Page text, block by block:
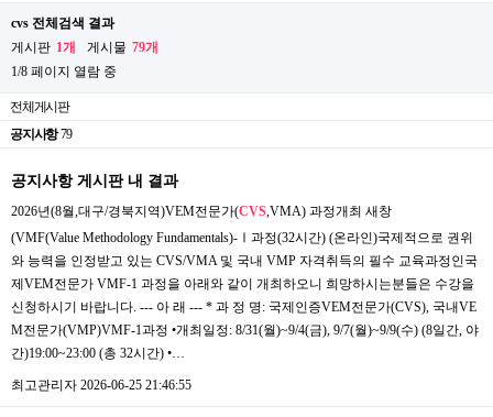
cvs 전체검색 결과
게시판 1개 게시물 79개
1/8 페이지 열람 중
전체게시판
공지사항 79
공지사항 게시판 내 결과
2026년(8월,대구/경북지역)VEM전문가(CVS ,VMA) 과정개최 새창
(VMF(Value Methodology Fundamentals)-Ⅰ과정(32시간) (온라인)국제적으로 권위
와 능력을 인정받고 있는 CVS/VMA 및 국내 VMP 자격취득의 필수 교육과정인국
제VEM전문가 VMF-1 과정을 아래와 같이 개최하오니 희망하시는분들은 수강을
신청하시기 바랍니다. --- 아 래 --- * 과 정 명: 국제인증VEM전문가(CVS), 국내VE
M전문가(VMP)VMF-1과정 •개최일정: 8/31(월)~9/4(금), 9/7(월)~9/9(수) (8일간, 야
간)19:00~23:00 (총 32시간) •…
최고관리자 2026-06-25 21:46:55